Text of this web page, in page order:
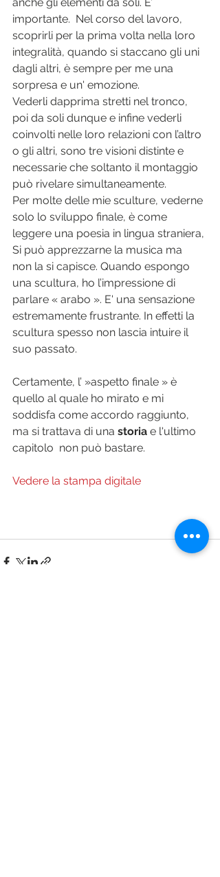
importante.  Nel corso del lavoro,
scoprirli per la prima volta nella loro
integralità, quando si staccano gli uni
dagli altri, è sempre per me una
sorpresa e un' emozione.
Vederli dapprima stretti nel tronco,
poi da soli dunque e infine vederli
coinvolti nelle loro relazioni con l’altro
o gli altri, sono tre visioni distinte e
necessarie che soltanto il montaggio
può rivelare simultaneamente.
Per molte delle mie sculture, vederne
solo lo sviluppo finale, è come
leggere una poesia in lingua straniera,
Si può apprezzarne la musica ma
non la si capisce. Quando espongo
una scultura, ho l’impressione di
parlare « arabo ». E' una sensazione
estremamente frustrante. In effetti la
scultura spesso non lascia intuire il
suo passato.
Certamente, l’ »aspetto finale » è
quello al quale ho mirato e mi
soddisfa come accordo raggiunto,
ma si trattava di una storia e l'ultimo
capitolo  non può bastare.
Vedere la stampa digitale